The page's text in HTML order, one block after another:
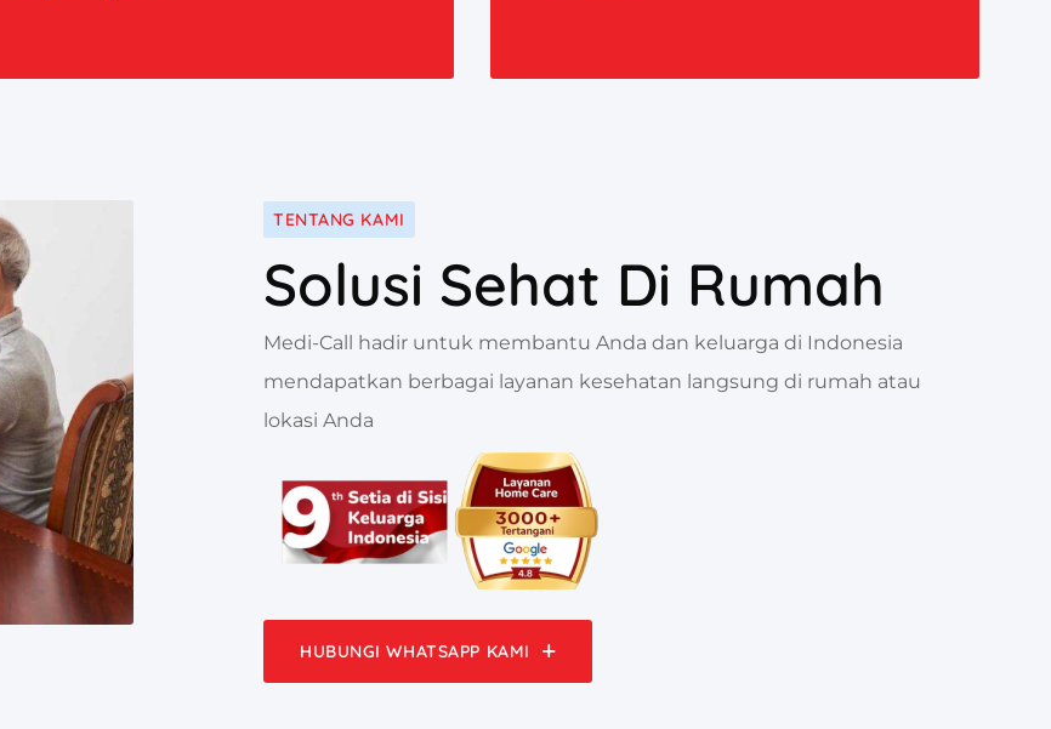
TENTANG KAMI
Solusi Sehat Di Rumah
Medi-Call hadir untuk membantu Anda dan keluarga di Indonesia
mendapatkan berbagai layanan kesehatan langsung di rumah atau
lokasi Anda
HUBUNGI WHATSAPP KAMI